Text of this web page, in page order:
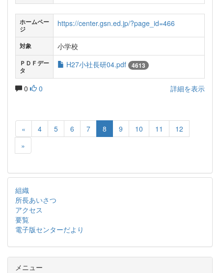
ホームペー
ジ
https://center.gsn.ed.jp/?page_id=466
対象 小学校
ＰＤＦデー
タ
H27小社長研04.pdf 4613
0 0 詳細を表示
« 4 5 6 7 8 9 10 11
12
»
組織
所長あいさつ
アクセス
要覧
電子版センターだより
メニュー